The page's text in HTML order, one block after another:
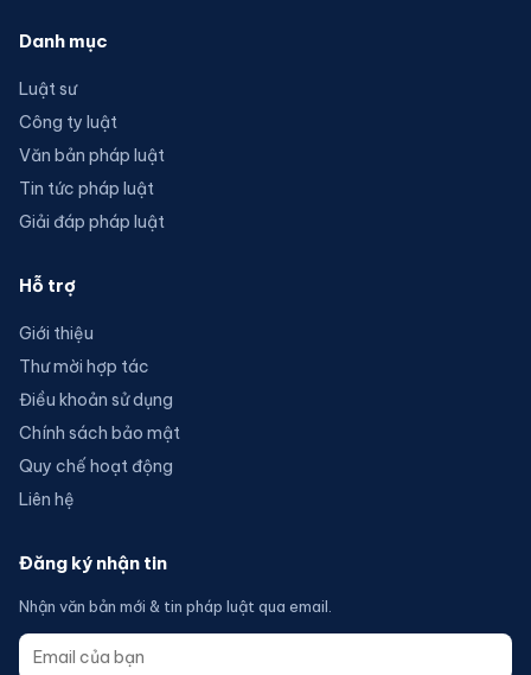
Danh mục
Luật sư
Công ty luật
Văn bản pháp luật
Tin tức pháp luật
Giải đáp pháp luật
Hỗ trợ
Giới thiệu
Thư mời hợp tác
Điều khoản sử dụng
Chính sách bảo mật
Quy chế hoạt động
Liên hệ
Đăng ký nhận tin
Nhận văn bản mới & tin pháp luật qua email.